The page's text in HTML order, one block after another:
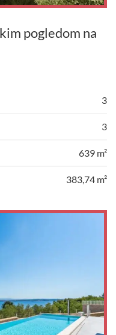
pogledom na
3
3
639 m²
383,74 m²